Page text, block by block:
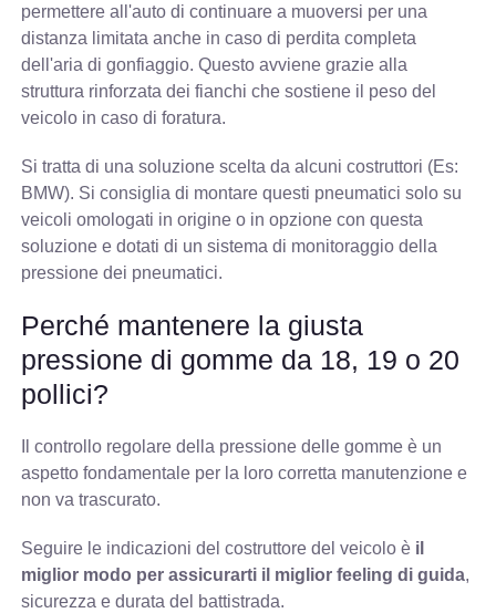
permettere all'auto di continuare a muoversi per una
distanza limitata anche in caso di perdita completa
dell'aria di gonfiaggio. Questo avviene grazie alla
struttura rinforzata dei fianchi che sostiene il peso del
veicolo in caso di foratura.
Si tratta di una soluzione scelta da alcuni costruttori (Es:
BMW). Si consiglia di montare questi pneumatici solo su
veicoli omologati in origine o in opzione con questa
soluzione e dotati di un sistema di monitoraggio della
pressione dei pneumatici.
Perché mantenere la giusta
pressione di gomme da 18, 19 o 20
pollici?
Il controllo regolare della pressione delle gomme è un
aspetto fondamentale per la loro corretta manutenzione e
non va trascurato.
Seguire le indicazioni del costruttore del veicolo è il
miglior modo per assicurarti il miglior feeling di guida,
sicurezza e durata del battistrada.